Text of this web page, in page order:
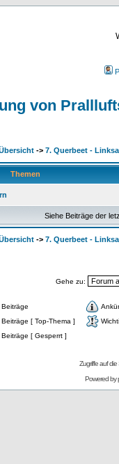
von
-> 7. Querbeet -
Themen
Siehe Beiträge der
-> 7. Querbeet -
Gehe zu:
[ Top-Thema ]
[ Gesperrt ]
Zugriffe auf
Powered by